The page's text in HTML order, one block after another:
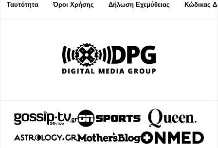
Ταυτότητα Όροι Χρήσης Δήλωση Εχεμύθειας Κώδικας